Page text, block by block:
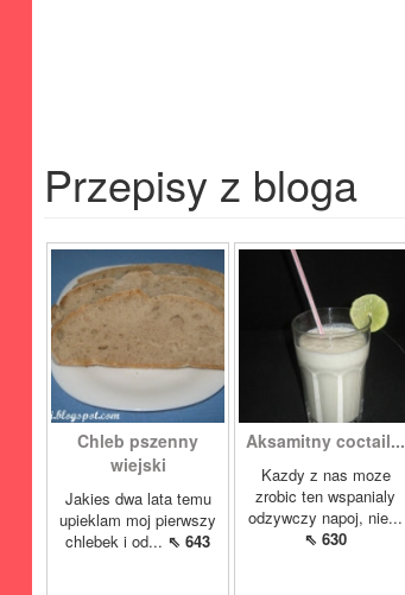
Przepisy z bloga
Chleb pszenny
wiejski
Jakies dwa lata temu
upieklam moj pierwszy
chlebek i od... ⇖ 643
Aksamitny coctail...
Kazdy z nas moze
zrobic ten wspanialy
odzywczy napoj, nie...
⇖ 630